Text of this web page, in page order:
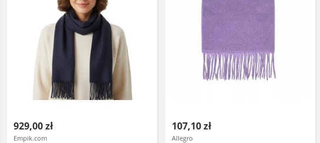
929,00 zł
Empik.com
107,10 zł
Allegro